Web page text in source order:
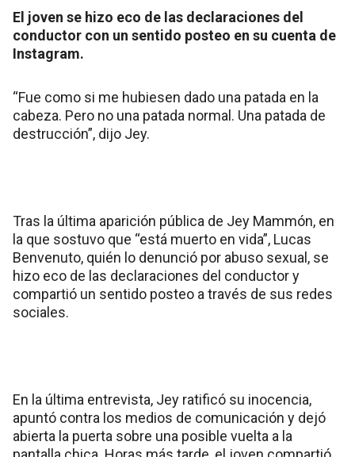
El joven se hizo eco de las declaraciones del
conductor con un sentido posteo en su cuenta de
Instagram.
“Fue como si me hubiesen dado una patada en la
cabeza. Pero no una patada normal. Una patada de
destrucción”, dijo Jey.
Tras la última aparición pública de Jey Mammón, en
la que sostuvo que “está muerto en vida”, Lucas
Benvenuto, quién lo denunció por abuso sexual, se
hizo eco de las declaraciones del conductor y
compartió un sentido posteo a través de sus redes
sociales.
En la última entrevista, Jey ratificó su inocencia,
apuntó contra los medios de comunicación y dejó
abierta la puerta sobre una posible vuelta a la